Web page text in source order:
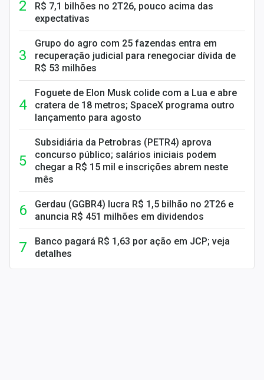
R$ 7,1 bilhões no 2T26, pouco acima das
expectativas
Grupo do agro com 25 fazendas entra em
recuperação judicial para renegociar dívida de
R$ 53 milhões
Foguete de Elon Musk colide com a Lua e abre
cratera de 18 metros; SpaceX programa outro
lançamento para agosto
Subsidiária da Petrobras (PETR4) aprova
concurso público; salários iniciais podem
chegar a R$ 15 mil e inscrições abrem neste
mês
Gerdau (GGBR4) lucra R$ 1,5 bilhão no 2T26 e
anuncia R$ 451 milhões em dividendos
Banco pagará R$ 1,63 por ação em JCP; veja
detalhes